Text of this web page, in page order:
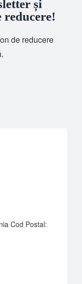
și
de reducere
Cod Postal: